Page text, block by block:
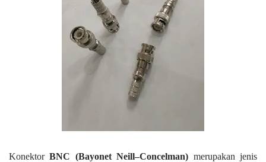
KonektorBNC (Bayonet Neill–Concelman) merupakan jenis